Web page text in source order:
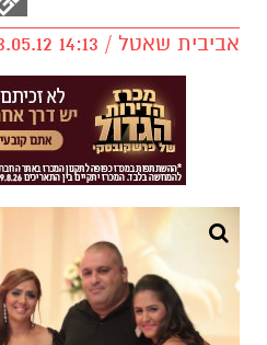
אביבית שאטל / 14:13 23.05.12